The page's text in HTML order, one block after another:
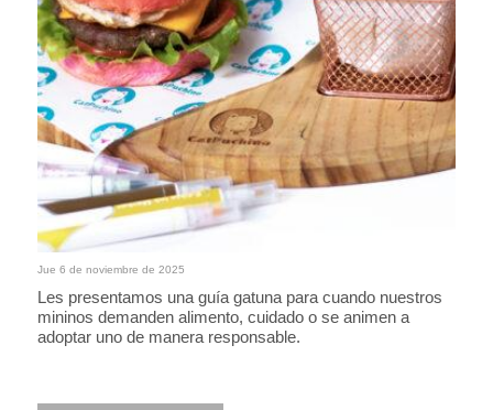
Jue 6 de noviembre de 2025
Les presentamos una guía gatuna para cuando nuestros
mininos demanden alimento, cuidado o se animen a
adoptar uno de manera responsable.